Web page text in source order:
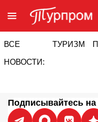
ВСЕ
НОВОСТИ:
ТУРИЗМ
Подписывайтесь на